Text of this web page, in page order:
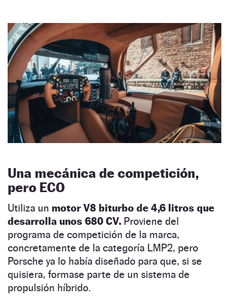
Una mecánica de competición,
pero ECO
Utiliza un motor V8 biturbo de 4,6 litros que
desarrolla unos 680 CV. Proviene del
programa de competición de la marca,
concretamente de la categoría LMP2, pero
Porsche ya lo había diseñado para que, si se
quisiera, formase parte de un sistema de
propulsión híbrido.